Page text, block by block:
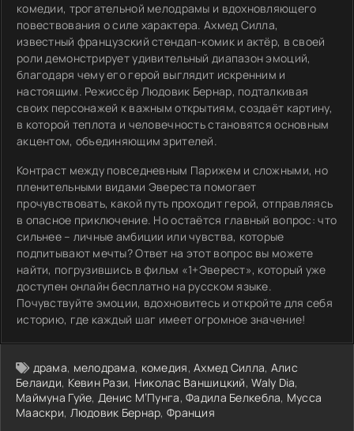
комедии, трогательной мелодрамы и вдохновляющего
повествования о силе характера. Ахмед Силла,
известный французский стендап-комик и актёр, в своей
роли демонстрирует удивительный диапазон эмоций,
благодаря чему его герой выглядит искренним и
настоящим. Режиссёр Людовик Бернар, подталкивая
своих персонажей к важным открытиям, создаёт картину,
в которой теплота и человечность становятся основным
акцентом, объединяющим зрителей.
Контраст между повседневным Парижем и сложными, но
пленительными видами Эвереста помогает
прочувствовать, какой путь проходит герой, отправляясь
в опасное приключение. Но остаётся главный вопрос: что
сильнее – личные амбиции или чувства, которые
подпитывают мечты? Ответ на этот вопрос вы можете
найти, погрузившись в фильм «1+Эверест», который уже
доступен онлайн бесплатно на русском языке.
Почувствуйте эмоции, вдохновитесь и откройте для себя
историю, где каждый шаг имеет огромное значение!
драма, мелодрама, комедия,Ахмед Силла, Алис
Белаиди, Кевин Рази, Николас Ваншицкий,Waly Dia,
Маймуна Гуйе, Денис М’Пунга,Фадила Белкебла, Мусса
Мааскри, Людовик Бернар,Франция